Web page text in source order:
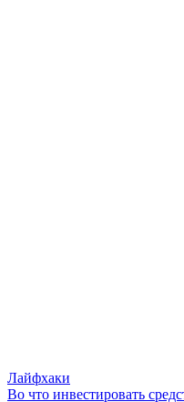
Лайфхаки
Во что инвестировать